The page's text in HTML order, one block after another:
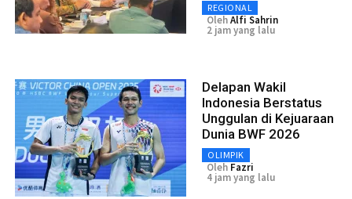
REGIONAL
OlehAlfi Sahrin
2 jam yang lalu
Delapan Wakil
Indonesia Berstatus
Unggulan di Kejuaraan
Dunia BWF 2026
OLIMPIK
Oleh Fazri
4 jam yang lalu